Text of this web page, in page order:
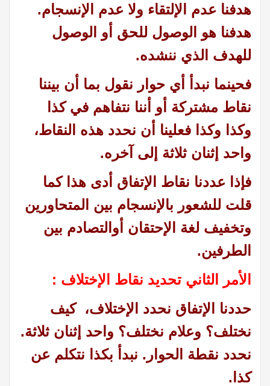
هدفنا عدم الإلتقاء ولا عدم الإنسجام.
هدفنا هو الوصول للحق أو الوصول
للهدف الذي ننشده.
فحينما نبدأ أي حوار نقول بما أن بيننا
نقاط مشتركة أو أننا نتفاهم في كذا
وكذا وكذا فعلينا أن نحدد هذه النقاط،
واحد إثنان ثلاثة إلى آخره.
فإذا عددنا نقاط الإتفاق أدى هذا كما
قلت للشعور بالإنسجام بين المتحاورين
وتخفيف لغة الإحتقان أوالتصادم بين
الطرفين.
الأمر الثاني تحديد نقاط الإختلاف :
حددنا الإتفاق نحدد الإختلاف، كيف
نختلف؟ وعلام نختلف؟ واحد إثنان ثلاثة.
نحدد نقطة الحوار. نبدأ بكذا نتكلم عن
كذا.